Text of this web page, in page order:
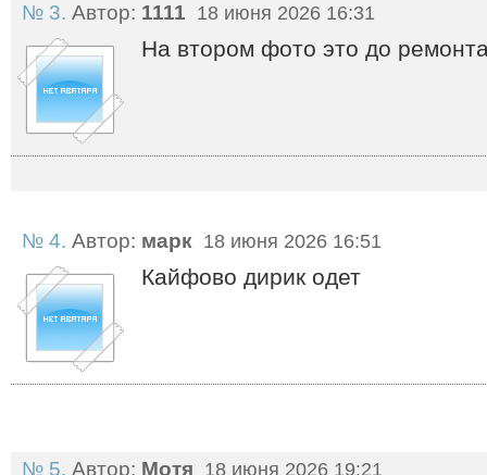
№ 3. Автор: 1111 18 июня 2026 16:31
На втором фото это до
№ 4. Автор: марк 18 июня 2026 16:51
Кайфово дирик одет
№ 5. Автор: Мотя 18 июня 2026 19:21